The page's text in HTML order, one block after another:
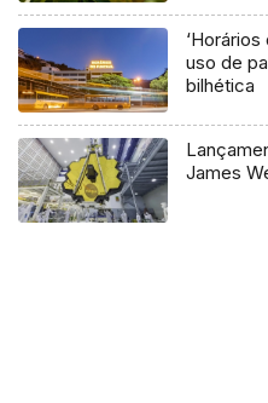
uso de
bilhética
James